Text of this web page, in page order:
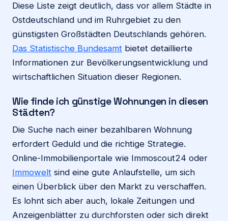
Diese Liste zeigt deutlich, dass vor allem Städte in
Ostdeutschland und im Ruhrgebiet zu den
günstigsten Großstädten Deutschlands gehören.
Das Statistische Bundesamt bietet detaillierte
Informationen zur Bevölkerungsentwicklung und
wirtschaftlichen Situation dieser Regionen.
Wie finde ich günstige Wohnungen in diesen
Städten?
Die Suche nach einer bezahlbaren Wohnung
erfordert Geduld und die richtige Strategie.
Online-Immobilienportale wie Immoscout24 oder
Immowelt sind eine gute Anlaufstelle, um sich
einen Überblick über den Markt zu verschaffen.
Es lohnt sich aber auch, lokale Zeitungen und
Anzeigenblätter zu durchforsten oder sich direkt